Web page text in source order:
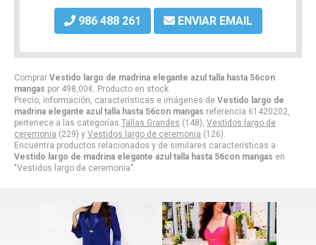
Comprar Vestido largo de madrina elegante azul talla hasta 56con
mangas por 498,00€. Producto en stock.
Precio, información, características e imágenes de Vestido largo de
madrina elegante azul talla hasta 56con mangas referencia 61420202,
pertenece a las categorías Tallas Grandes (148), Vestidos largo de
ceremonia (229) y Vestidos largo de ceremonia (126).
Encuentra productos relacionados y de similares características a
Vestido largo de madrina elegante azul talla hasta 56con mangas en
"Vestidos largo de ceremonia".
986 488 261 ENVIAR EMAIL